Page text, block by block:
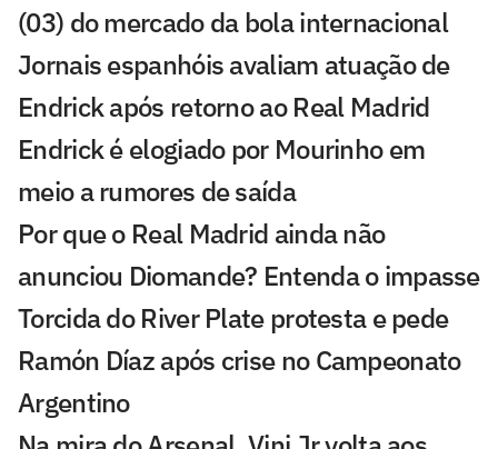
(03) do mercado da bola internacional
Jornais espanhóis avaliam atuação de
Endrick após retorno ao Real Madrid
Endrick é elogiado por Mourinho em
meio a rumores de saída
Por que o Real Madrid ainda não
anunciou Diomande? Entenda o impasse
Torcida do River Plate protesta e pede
Ramón Díaz após crise no Campeonato
Argentino